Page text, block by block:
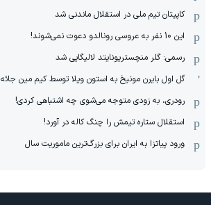
کاپیتان تیم ملی در استقلال ماندنی شد
این 10 نفر به عروسی رونالدو دعوت نمی‌شوند!
رسمی: گلر منچستریونایتد لالیگایی شد
گل اول بایرن مونیخ به استون ویلا توسط کیم مین جائه
رودری، به زودی متوجه می‌شوی چه اشتباهی کردی!
استقلال ستاره تیمش را چنگ کاله در آورد!
ورود پیاتزا به ایران برای بزرگ‌ترین ماموریت سال